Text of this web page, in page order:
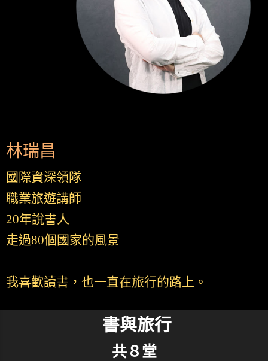
林瑞昌
國際資深領隊
職業旅遊講師
20年說書人
走過80個國家的風景
我喜歡讀書，也一直在旅行的路上。
書與旅行
共８堂